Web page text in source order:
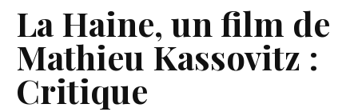
La Haine, un film de
Mathieu Kassovitz :
Critique